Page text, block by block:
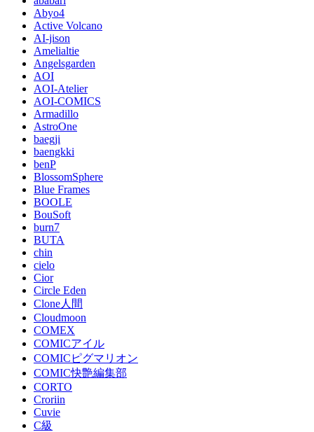
Abyo4
Active Volcano
AI-jison
Amelialtie
Angelsgarden
AOI
AOI-Atelier
AOI-COMICS
Armadillo
AstroOne
baegji
baengkki
benP
BlossomSphere
Blue Frames
BOOLE
BouSoft
burn7
BUTA
chin
cielo
Cior
Circle Eden
Clone人間
Cloudmoon
COMEX
COMICアイル
COMICピグマリオン
COMIC快艶編集部
CORTO
Croriin
Cuvie
C級